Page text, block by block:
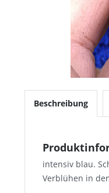
Beschreibung
intensiv blau.
Verblühen in